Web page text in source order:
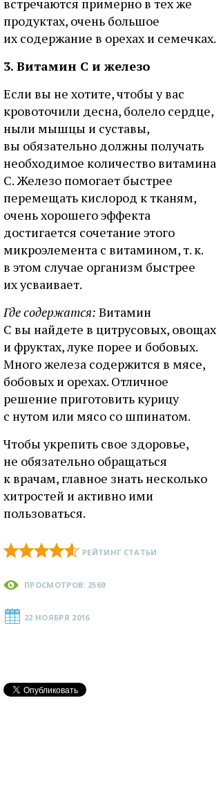
встречаются примерно в тех же
продуктах, очень большое
их содержание в орехах и семечках.
3. Витамин С и железо
Если вы не хотите, чтобы у вас
кровоточили десна, болело сердце,
ныли мышцы и суставы,
вы обязательно должны получать
необходимое количество витамина
С. Железо помогает быстрее
перемещать кислород к тканям,
очень хорошего эффекта
достигается сочетание этого
микроэлемента с витамином, т. к.
в этом случае организм быстрее
их усваивает.
Где содержатся: Витамин
С вы найдете в цитрусовых, овощах
и фруктах, луке порее и бобовых.
Много железа содержится в мясе,
бобовых и орехах. Отличное
решение приготовить курицу
с нутом или мясо со шпинатом.
Чтобы укрепить свое здоровье,
не обязательно обращаться
к врачам, главное знать несколько
хитростей и активно ими
пользоваться.
РЕЙТИНГ СТАТЬИ
ПРОСМОТРОВ: 2569
22 НОЯБРЯ 2016